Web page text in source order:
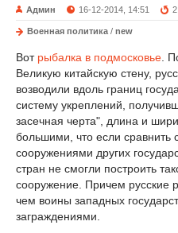
Админ 16-12-2014, 14:51
Военная политика / new
Вот рыбалка в подмосковье .
Великую китайскую стену,
возводили вдоль границ
систему укреплений,
засечная черта", длина и
большими, что если сравнить
сооружениями других
стран не смогли построить
сооружение. Причем русские
чем воины западных
заграждениями.